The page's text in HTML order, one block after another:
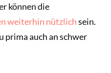
können die
weiterhin nützlichsein.
prima auch an schwer